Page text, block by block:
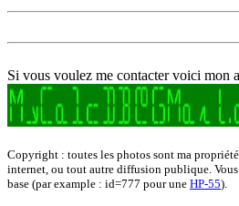
Si vous voulez me contacter voici mon
Copyright : toutes les photos sont ma
internet, ou tout autre diffusion publique.
base (par example : id=777 pour une HP-55).